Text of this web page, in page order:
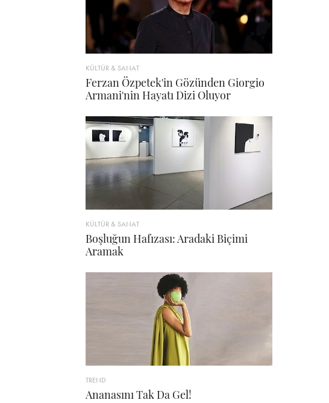
KÜLTÜR & SANAT
Ferzan Özpetek'in Gözünden Giorgio
Armani'nin Hayatı Dizi Oluyor
KÜLTÜR & SANAT
Boşluğun Hafızası: Aradaki Biçimi
Aramak
TREND
Ananasını Tak Da Gel!